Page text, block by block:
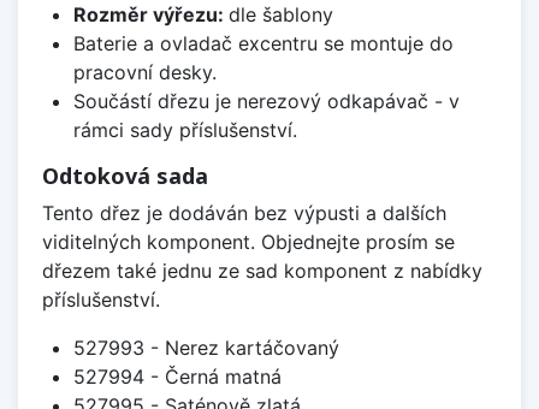
Rozměr výřezu: dle šablony
Baterie a ovladač excentru se montuje do
pracovní desky.
Součástí dřezu je nerezový odkapávač - v
rámci sady příslušenství.
Odtoková sada
Tento dřez je dodáván bez výpusti a dalších
viditelných komponent. Objednejte prosím se
dřezem také jednu ze sad komponent z nabídky
příslušenství.
527993 - Nerez kartáčovaný
527994 - Černá matná